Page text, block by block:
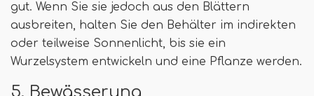
gut. Wenn Sie sie jedoch aus den Blättern
ausbreiten, halten Sie den Behälter im indirekten
oder teilweise Sonnenlicht, bis sie ein
Wurzelsystem entwickeln und eine Pflanze werden.
5. Bewässerung